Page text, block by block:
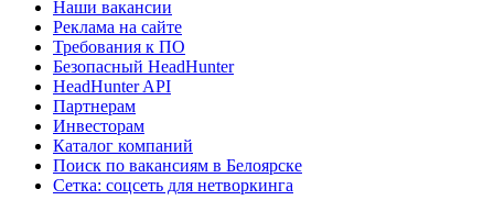
Наши вакансии
Реклама на сайте
Требования к ПО
Безопасный HeadHunter
HeadHunter API
Партнерам
Инвесторам
Каталог компаний
Поиск по вакансиям в Белоярске
Сетка: соцсеть для нетворкинга